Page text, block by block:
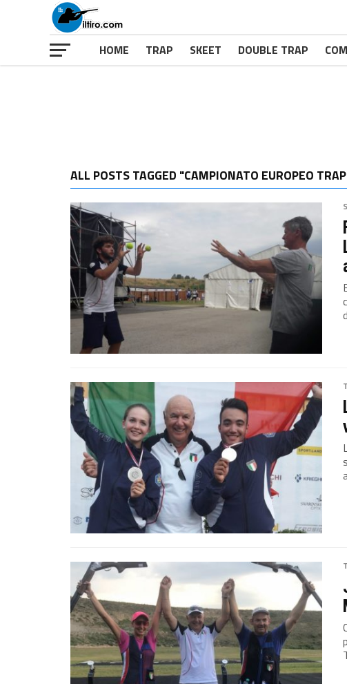
HOME TRAP SKEET DOUBLE TRAP
ALL POSTS TAGGED "CAMPIONATO EUROPEO